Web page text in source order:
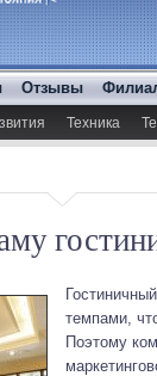
Отзывы
Техника
темпами,
Поэтому